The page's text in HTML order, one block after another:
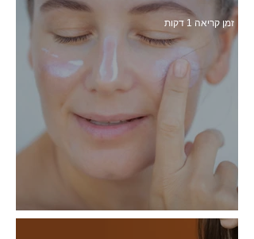
שאלה לגבי פסוריאזיס /
אטופיק דרמטיטיס